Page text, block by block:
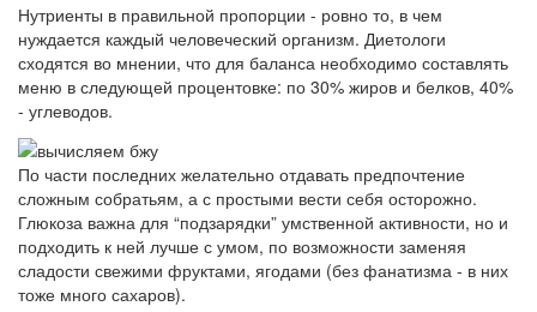
Нутриенты в правильной пропорции - ровно то, в чем
нуждается каждый человеческий организм. Диетологи
сходятся во мнении, что для баланса необходимо составлять
меню в следующей процентовке: по 30% жиров и белков, 40%
- углеводов.
По части последних желательно отдавать предпочтение
сложным собратьям, а с простыми вести себя осторожно.
Глюкоза важна для “подзарядки” умственной активности, но и
подходить к ней лучше с умом, по возможности заменяя
сладости свежими фруктами, ягодами (без фанатизма - в них
тоже много сахаров).